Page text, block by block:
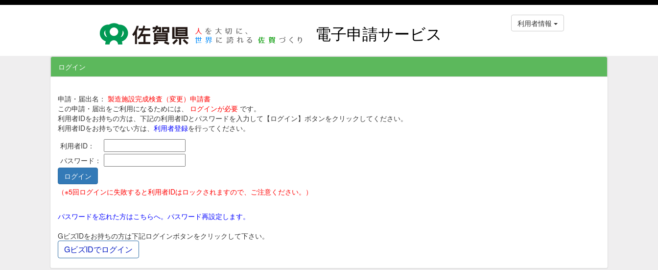
電子申請サービス
利用者情報
ログイン
申請・届出名： 製造施設完成検査（変更）申請書
この申請・届出をご利用になるためには、 ログインが必要 です。
利用者IDをお持ちの方は、下記の利用者IDとパスワードを入力して【ログイン】ボタンをクリックしてください。
利用者IDをお持ちでない方は、 利用者登録を行ってください。
利用者ID：
パスワード：
（※5回ログインに失敗すると利用者IDはロックされますので、ご注意ください。）
パスワードを忘れた方はこちらへ。パスワード再設定します。
GビズIDをお持ちの方は下記ログインボタンをクリックして下さい。